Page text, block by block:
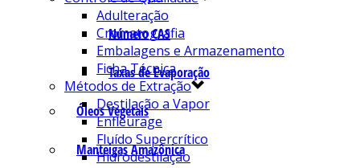
Número CAS
Taxas de Evaporação
Óleos Vegetais
Manteigas Amazônica
Adulteração
Cromatografia
Embalagens e Armazenamento
Ficha Técnica
Métodos de Extração
Destilação a Vapor
Enfleurage
Fluído Supercrítico
Hidrodestilação